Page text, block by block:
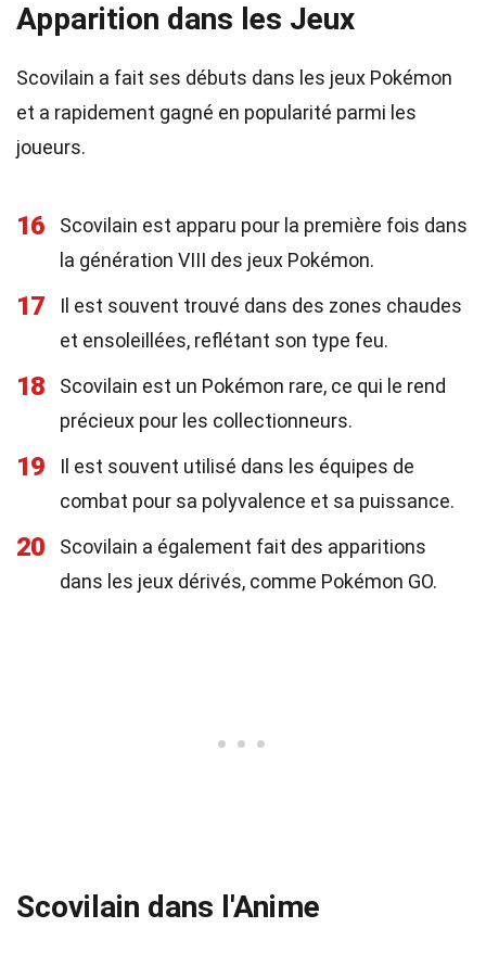
Apparition dans les Jeux
Scovilain a fait ses débuts dans les jeux Pokémon
et a rapidement gagné en popularité parmi les
joueurs.
16
Scovilain est apparu pour la première fois dans
la génération VIII des jeux Pokémon.
17
Il est souvent trouvé dans des zones chaudes
et ensoleillées, reflétant son type feu.
18
Scovilain est un Pokémon rare, ce qui le rend
précieux pour les collectionneurs.
19
Il est souvent utilisé dans les équipes de
combat pour sa polyvalence et sa puissance.
20
Scovilain a également fait des apparitions
dans les jeux dérivés, comme Pokémon GO.
Scovilain dans l'Anime